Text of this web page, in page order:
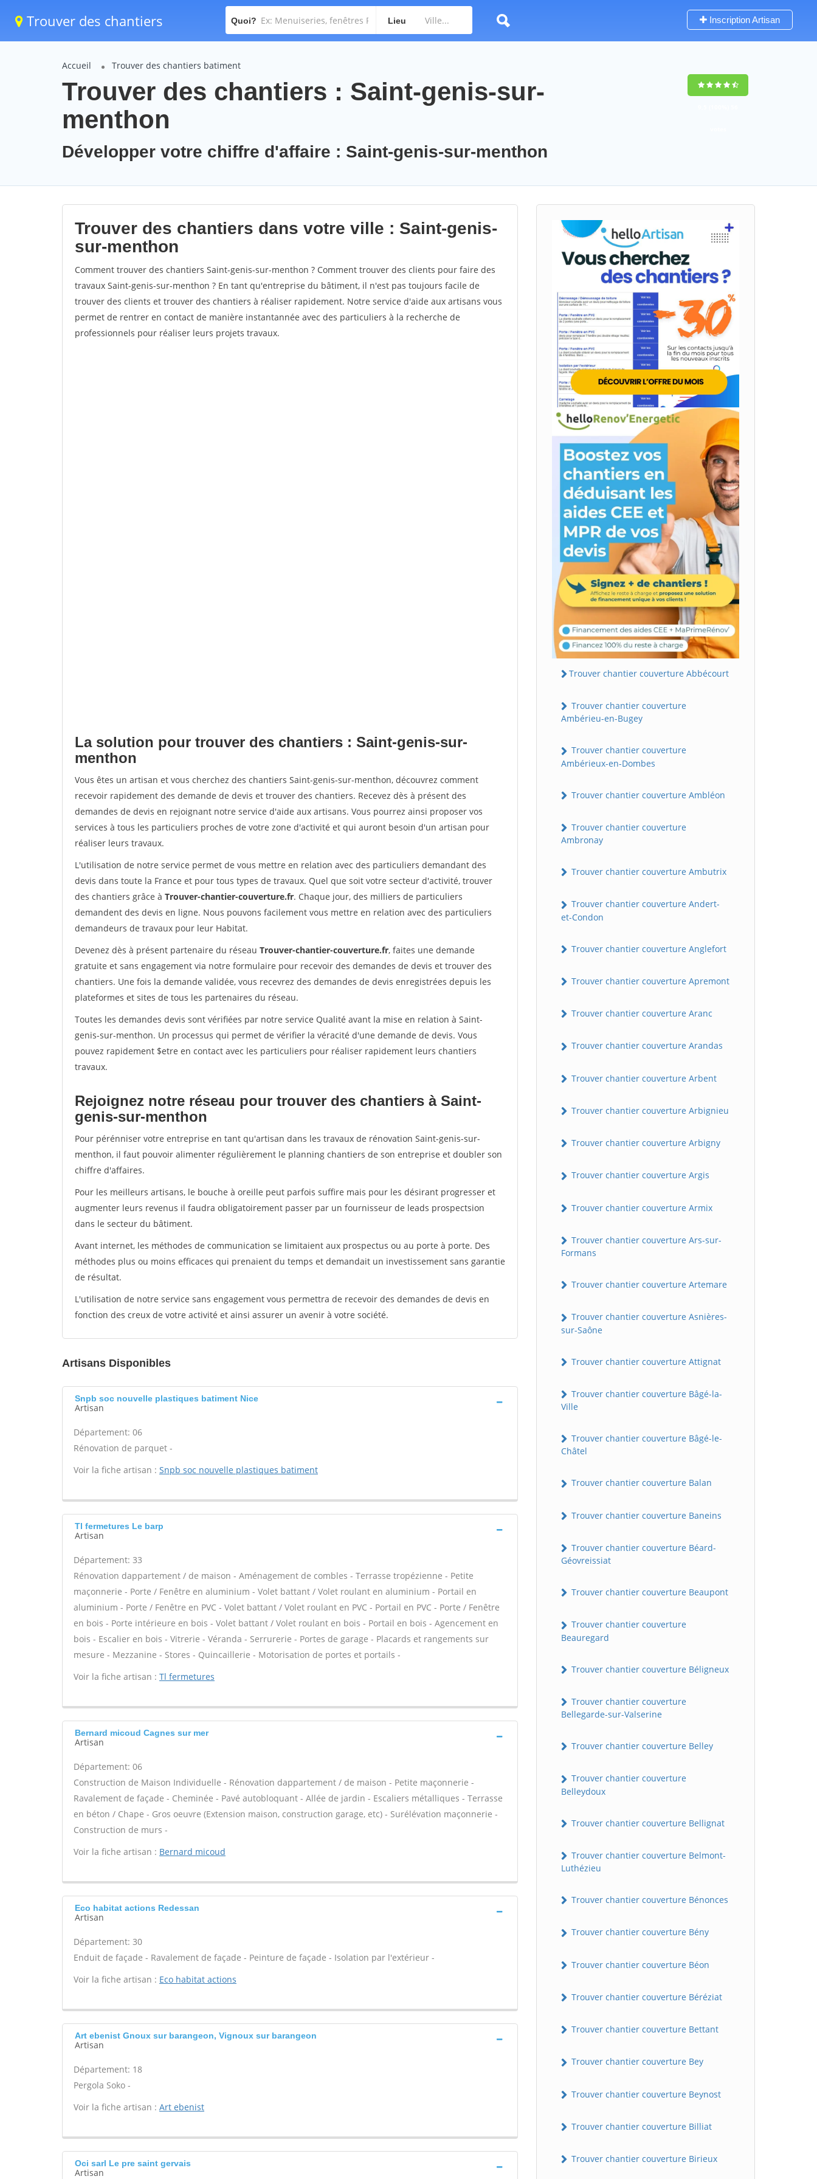
Trouver des chantiers Quoi? Lieu Inscription Artisan
Accueil Trouver des chantiers batiment
Trouver des chantiers : Saint-genis-sur-
menthon
Développer votre chiffre d'affaire : Saint-genis-sur-menthon
Trouver des chantiers dans votre ville : Saint-genis-
sur-menthon
Comment trouver des chantiers Saint-genis-sur-menthon ? Comment trouver des clients pour faire des
travaux Saint-genis-sur-menthon ? En tant qu'entreprise du bâtiment, il n'est pas toujours facile de
trouver des clients et trouver des chantiers à réaliser rapidement. Notre service d'aide aux artisans vous
permet de rentrer en contact de manière instantannée avec des particuliers à la recherche de
professionnels pour réaliser leurs projets travaux.
La solution pour trouver des chantiers : Saint-genis-sur-
menthon
Vous êtes un artisan et vous cherchez des chantiers Saint-genis-sur-menthon, découvrez comment
recevoir rapidement des demande de devis et trouver des chantiers. Recevez dès à présent des
demandes de devis en rejoignant notre service d'aide aux artisans. Vous pourrez ainsi proposer vos
services à tous les particuliers proches de votre zone d'activité et qui auront besoin d'un artisan pour
réaliser leurs travaux.
L'utilisation de notre service permet de vous mettre en relation avec des particuliers demandant des
devis dans toute la France et pour tous types de travaux. Quel que soit votre secteur d'activité, trouver
des chantiers grâce à Trouver-chantier-couverture.fr. Chaque jour, des milliers de particuliers
demandent des devis en ligne. Nous pouvons facilement vous mettre en relation avec des particuliers
demandeurs de travaux pour leur Habitat.
Devenez dès à présent partenaire du réseau Trouver-chantier-couverture.fr, faites une demande
gratuite et sans engagement via notre formulaire pour recevoir des demandes de devis et trouver des
chantiers. Une fois la demande validée, vous recevrez des demandes de devis enregistrées depuis les
plateformes et sites de tous les partenaires du réseau.
Toutes les demandes devis sont vérifiées par notre service Qualité avant la mise en relation à Saint-
genis-sur-menthon. Un processus qui permet de vérifier la véracité d'une demande de devis. Vous
pouvez rapidement $etre en contact avec les particuliers pour réaliser rapidement leurs chantiers
travaux.
Rejoignez notre réseau pour trouver des chantiers à Saint-
genis-sur-menthon
Pour pérénniser votre entreprise en tant qu'artisan dans les travaux de rénovation Saint-genis-sur-
menthon, il faut pouvoir alimenter régulièrement le planning chantiers de son entreprise et doubler son
chiffre d'affaires.
Pour les meilleurs artisans, le bouche à oreille peut parfois suffire mais pour les désirant progresser et
augmenter leurs revenus il faudra obligatoirement passer par un fournisseur de leads prospectsion
dans le secteur du bâtiment.
Avant internet, les méthodes de communication se limitaient aux prospectus ou au porte à porte. Des
méthodes plus ou moins efficaces qui prenaient du temps et demandait un investissement sans garantie
de résultat.
L'utilisation de notre service sans engagement vous permettra de recevoir des demandes de devis en
fonction des creux de votre activité et ainsi assurer un avenir à votre société.
Artisans Disponibles
Snpb soc nouvelle plastiques batiment Nice
Artisan
Département: 06
Rénovation de parquet -
Voir la fiche artisan : Snpb soc nouvelle plastiques batiment
Tl fermetures Le barp
Artisan
Département: 33
Rénovation dappartement / de maison - Aménagement de combles - Terrasse tropézienne - Petite
maçonnerie - Porte / Fenêtre en aluminium - Volet battant / Volet roulant en aluminium - Portail en
aluminium - Porte / Fenêtre en PVC - Volet battant / Volet roulant en PVC - Portail en PVC - Porte / Fenêtre
en bois - Porte intérieure en bois - Volet battant / Volet roulant en bois - Portail en bois - Agencement en
bois - Escalier en bois - Vitrerie - Véranda - Serrurerie - Portes de garage - Placards et rangements sur
mesure - Mezzanine - Stores - Quincaillerie - Motorisation de portes et portails -
Voir la fiche artisan : Tl fermetures
Bernard micoud Cagnes sur mer
Artisan
Département: 06
Construction de Maison Individuelle - Rénovation dappartement / de maison - Petite maçonnerie -
Ravalement de façade - Cheminée - Pavé autobloquant - Allée de jardin - Escaliers métalliques - Terrasse
en béton / Chape - Gros oeuvre (Extension maison, construction garage, etc) - Surélévation maçonnerie -
Construction de murs -
Voir la fiche artisan : Bernard micoud
Eco habitat actions Redessan
Artisan
Département: 30
Enduit de façade - Ravalement de façade - Peinture de façade - Isolation par l'extérieur -
Voir la fiche artisan : Eco habitat actions
Art ebenist Gnoux sur barangeon, Vignoux sur barangeon
Artisan
Département: 18
Pergola Soko -
Voir la fiche artisan : Art ebenist
Oci sarl Le pre saint gervais
Artisan
Trouver chantier couverture Abbécourt
Trouver chantier couverture
Ambérieu-en-Bugey
Trouver chantier couverture
Ambérieux-en-Dombes
Trouver chantier couverture Ambléon
Trouver chantier couverture
Ambronay
Trouver chantier couverture Ambutrix
Trouver chantier couverture Andert-
et-Condon
Trouver chantier couverture Anglefort
Trouver chantier couverture Apremont
Trouver chantier couverture Aranc
Trouver chantier couverture Arandas
Trouver chantier couverture Arbent
Trouver chantier couverture Arbignieu
Trouver chantier couverture Arbigny
Trouver chantier couverture Argis
Trouver chantier couverture Armix
Trouver chantier couverture Ars-sur-
Formans
Trouver chantier couverture Artemare
Trouver chantier couverture Asnières-
sur-Saône
Trouver chantier couverture Attignat
Trouver chantier couverture Bâgé-la-
Ville
Trouver chantier couverture Bâgé-le-
Châtel
Trouver chantier couverture Balan
Trouver chantier couverture Baneins
Trouver chantier couverture Béard-
Géovreissiat
Trouver chantier couverture Beaupont
Trouver chantier couverture
Beauregard
Trouver chantier couverture Béligneux
Trouver chantier couverture
Bellegarde-sur-Valserine
Trouver chantier couverture Belley
Trouver chantier couverture
Belleydoux
Trouver chantier couverture Bellignat
Trouver chantier couverture Belmont-
Luthézieu
Trouver chantier couverture Bénonces
Trouver chantier couverture Bény
Trouver chantier couverture Béon
Trouver chantier couverture Béréziat
Trouver chantier couverture Bettant
Trouver chantier couverture Bey
Trouver chantier couverture Beynost
Trouver chantier couverture Billiat
Trouver chantier couverture Birieux